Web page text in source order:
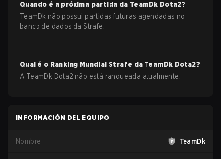
Quando é a próxima partida da TeamDk Dota2?
TeamDk não possui partidas futuras agendadas no
banco de dados da Strafe.
Qual é o Ranking Mundial Strafe da TeamDk Dota2?
A TeamDk Dota2 não está ranqueada atualmente.
INFORMACIÓN DEL EQUIPO
Nombre TeamDk